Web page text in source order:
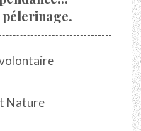
pélerinage.
Nature